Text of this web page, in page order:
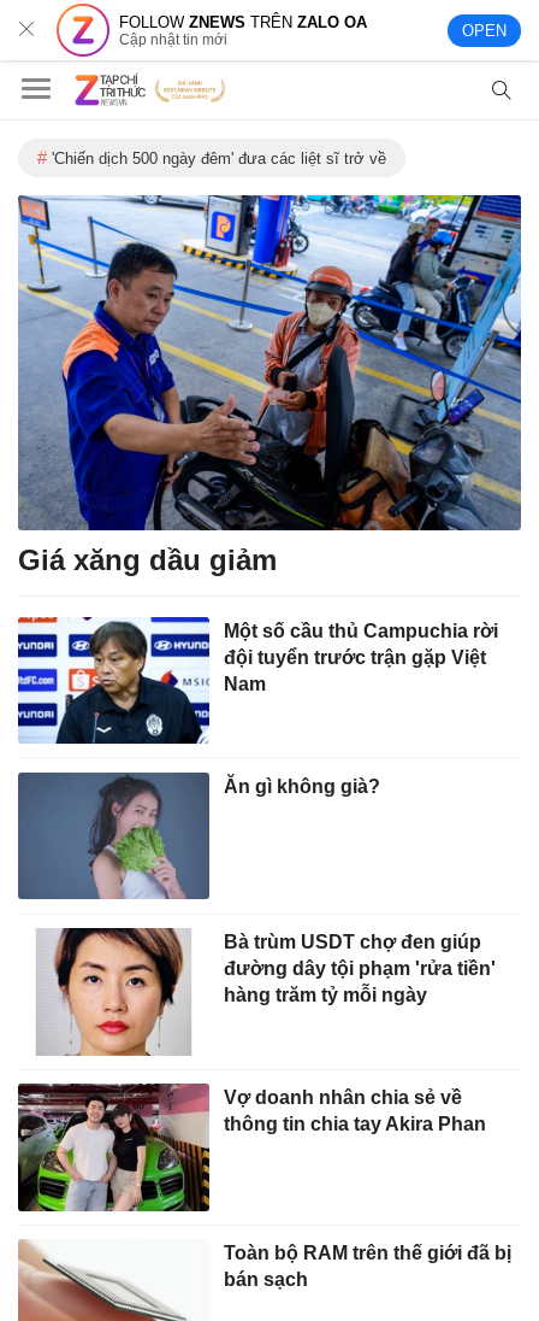
FOLLOWZNEWS TRÊNZALO OA
Cập nhật tin mới OPEN
'Chiến dịch 500 ngày đêm' đưa các liệt sĩ trở về
Giá xăng dầu giảm
Một số cầu thủ Campuchia rời
đội tuyển trước trận gặp Việt
Nam
Ăn gì không già?
Bà trùm USDT chợ đen giúp
đường dây tội phạm 'rửa tiền'
hàng trăm tỷ mỗi ngày
Vợ doanh nhân chia sẻ về
thông tin chia tay Akira Phan
Toàn bộ RAM trên thế giới đã bị
bán sạch